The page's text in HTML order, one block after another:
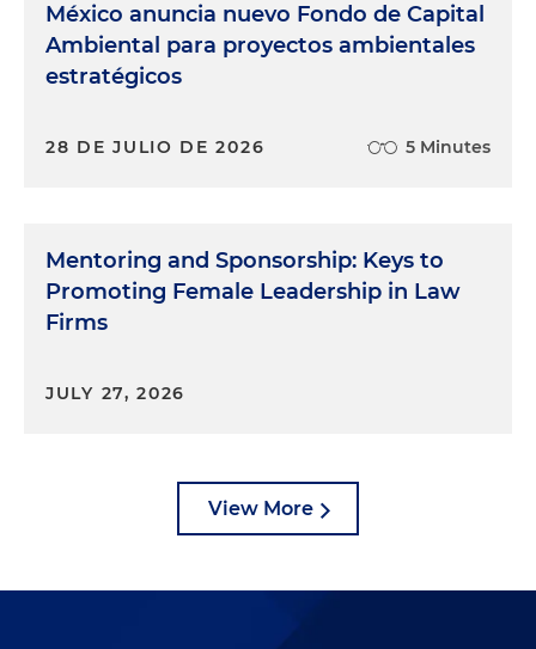
México anuncia nuevo Fondo de Capital
Ambiental para proyectos ambientales
estratégicos
28 DE JULIO DE 2026 5 Minutes
Mentoring and Sponsorship: Keys to
Promoting Female Leadership in Law
Firms
JULY 27, 2026
View More